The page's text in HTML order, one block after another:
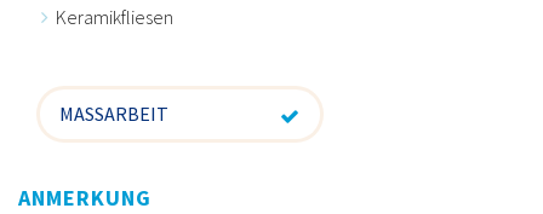
Keramikfliesen
MASSARBEIT
ANMERKUNG